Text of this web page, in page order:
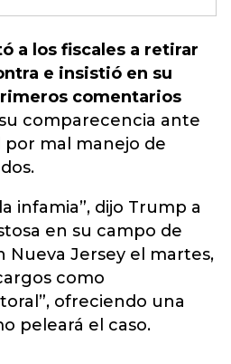
a los fiscales a retirar
e insistió en su
comentarios
comparecencia ante
mal manejo de
infamia”, dijo Trump a
en su campo de
Nueva Jersey el martes,
como
ofreciendo una
peleará el caso.